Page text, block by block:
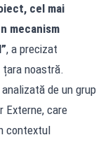
cel mai
mecanism
, a precizat
noastră.
de un grup
Externe, care
contextul